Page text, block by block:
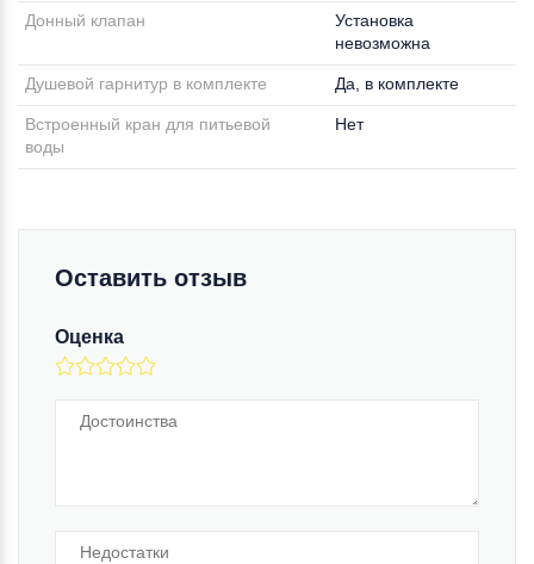
Донный клапан
Установка
невозможна
Душевой гарнитур в комплекте Да, в комплекте
Встроенный кран для питьевой
воды
Нет
Оставить отзыв
Оценка